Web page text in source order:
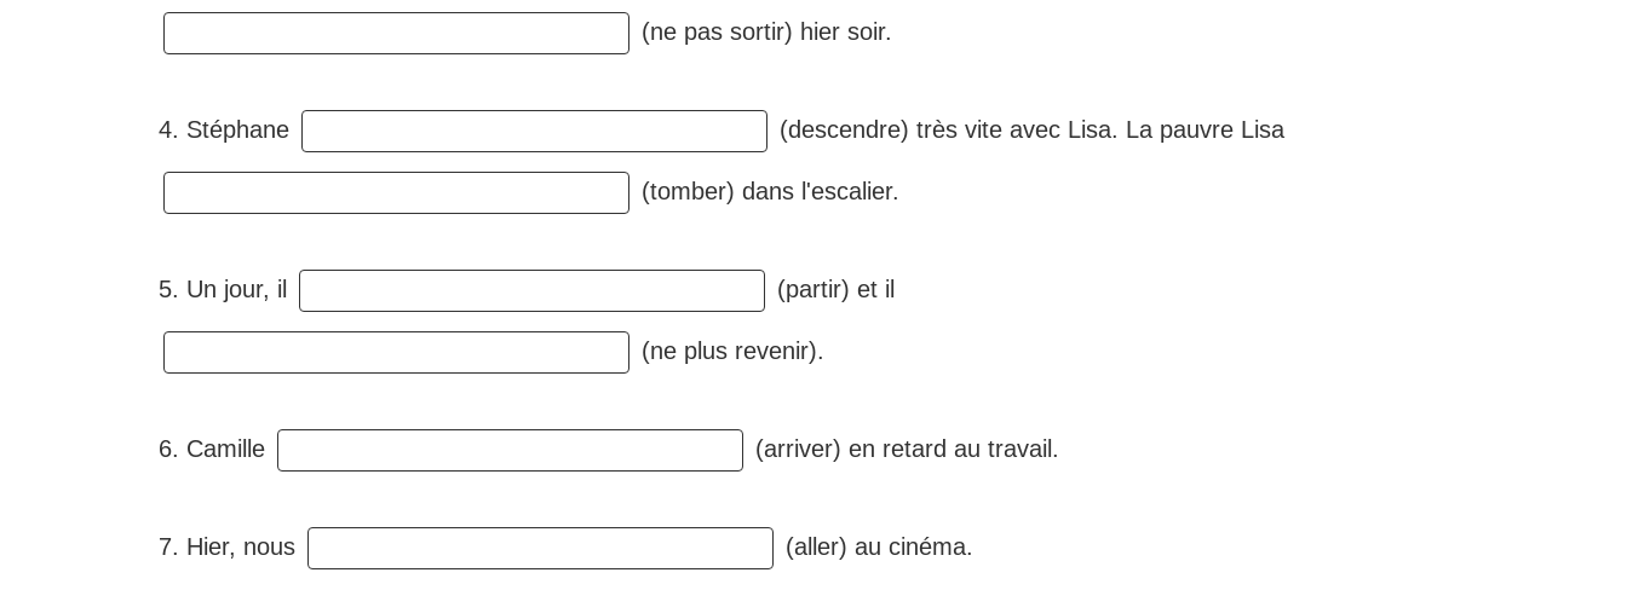
(ne pas sortir) hier soir.
4. Stéphane (descendre) très vite avec Lisa. La pauvre Lisa
(tomber) dans l'escalier.
5. Un jour, il (partir) et il
(ne plus revenir).
6. Camille (arriver) en retard au travail.
7. Hier, nous (aller) au cinéma.